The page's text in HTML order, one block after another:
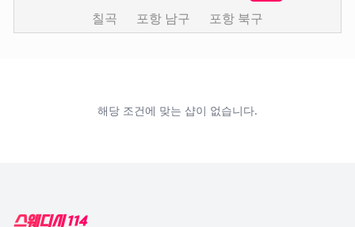
칠곡
포항 남구 포항 북구
해당 조건에 맞는 샵이 없습니다.